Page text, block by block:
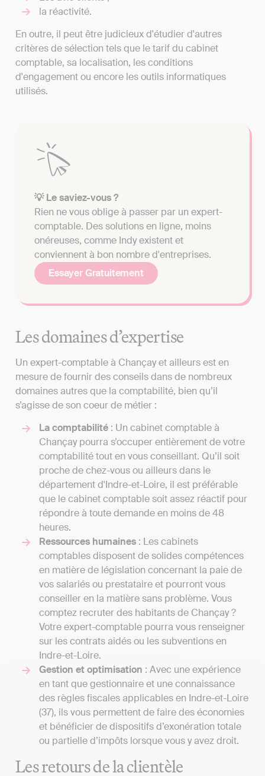
la réactivité.
En outre, il peut être judicieux d'étudier d'autres
critères de sélection tels que le tarif du cabinet
comptable, sa localisation, les conditions
d'engagement ou encore les outils informatiques
utilisés.
💡 Le saviez-vous ?
Rien ne vous oblige à passer par un expert-
comptable. Des solutions en ligne, moins
onéreuses, comme Indy existent et
conviennent à bon nombre d'entreprises.
Essayer Gratuitement
Les domaines d’expertise
Un expert-comptable à Chançay et ailleurs est en
mesure de fournir des conseils dans de nombreux
domaines autres que la comptabilité, bien qu’il
s’agisse de son coeur de métier :
La comptabilité : Un cabinet comptable à
Chançay pourra s’occuper entièrement de votre
comptabilité tout en vous conseillant. Qu’il soit
proche de chez-vous ou ailleurs dans le
département d'Indre-et-Loire, il est préférable
que le cabinet comptable soit assez réactif pour
répondre à toute demande en moins de 48
heures.
Ressources humaines : Les cabinets
comptables disposent de solides compétences
en matière de législation concernant la paie de
vos salariés ou prestataire et pourront vous
conseiller en la matière sans problème. Vous
comptez recruter des habitants de Chançay ?
Votre expert-comptable pourra vous renseigner
sur les contrats aidés ou les subventions en
Indre-et-Loire.
Gestion et optimisation : Avec une expérience
en tant que gestionnaire et une connaissance
des règles fiscales applicables en Indre-et-Loire
(37), ils vous permettent de faire des économies
et bénéficier de dispositifs d’exonération totale
ou partielle d’impôts lorsque vous y avez droit.
Les retours de la clientèle